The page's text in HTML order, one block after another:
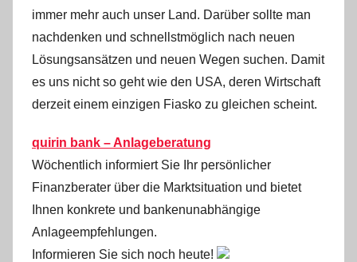
immer mehr auch unser Land. Darüber sollte man
nachdenken und schnellstmöglich nach neuen
Lösungsansätzen und neuen Wegen suchen. Damit
es uns nicht so geht wie den USA, deren Wirtschaft
derzeit einem einzigen Fiasko zu gleichen scheint.
quirin bank – Anlageberatung
Wöchentlich informiert Sie Ihr persönlicher
Finanzberater über die Marktsituation und bietet
Ihnen konkrete und bankenunabhängige
Anlageempfehlungen.
Informieren Sie sich noch heute!